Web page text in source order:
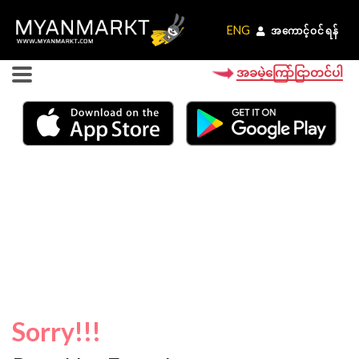
ENG အကောင့်ဝင်ရန်
ENG အကောင့်ဝင်ရန်
အခမဲ့ကြော်ငြာတင်ပါ
Sorry!!!